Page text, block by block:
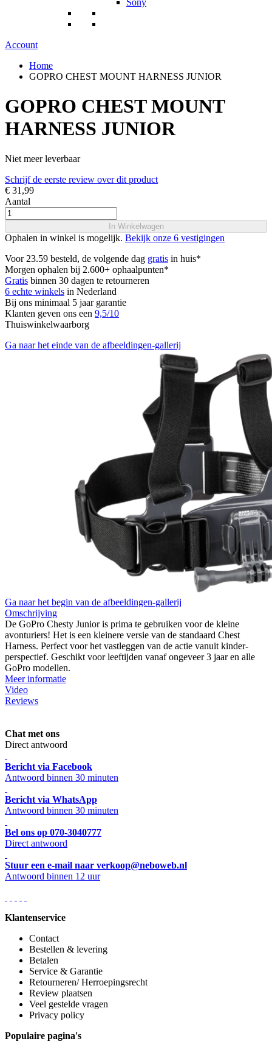
Sony
Account
Home
GOPRO CHEST MOUNT HARNESS JUNIOR
GOPRO CHEST MOUNT
HARNESS JUNIOR
Niet meer leverbaar
Schrijf de eerste review over dit product
€ 31,99
Aantal
In Winkelwagen
Ophalen in winkel is mogelijk. Bekijk onze 6 vestigingen
Voor 23.59 besteld, de volgende dag gratis in huis*
Morgen ophalen bij 2.600+ ophaalpunten*
Gratis binnen 30 dagen te retourneren
6 echte winkels in Nederland
Bij ons minimaal 5 jaar garantie
Klanten geven ons een 9,5/10
Thuiswinkelwaarborg
Ga naar het einde van de afbeeldingen-gallerij
Ga naar het begin van de afbeeldingen-gallerij
Omschrijving
De GoPro Chesty Junior is prima te gebruiken voor de kleine
avonturiers! Het is een kleinere versie van de standaard Chest
Harness. Perfect voor het vastleggen van de actie vanuit kinder-
perspectief. Geschikt voor leeftijden vanaf ongeveer 3 jaar en alle
GoPro modellen.
Meer informatie
Video
Reviews
Chat met ons
Direct antwoord
Bericht via Facebook
Antwoord binnen 30 minuten
Bericht via WhatsApp
Antwoord binnen 30 minuten
Bel ons op 070-3040777
Direct antwoord
Stuur een e-mail naar verkoop@neboweb.nl
Antwoord binnen 12 uur
Klantenservice
Contact
Bestellen & levering
Betalen
Service & Garantie
Retourneren/ Herroepingsrecht
Review plaatsen
Veel gestelde vragen
Privacy policy
Populaire pagina's